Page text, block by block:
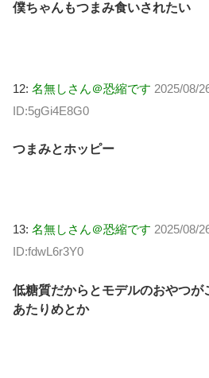
僕ちゃんもつまみ食いされたい
12: 名無しさん＠恐縮です 2025/08/
ID:5gGi4E8G0
つまみとホッピー
13: 名無しさん＠恐縮です 2025/08/
ID:fdwL6r3Y0
低糖質だからとモデルのおやつが
あたりめとか